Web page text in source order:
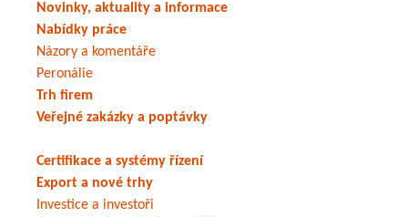
Novinky, aktuality a informace
Nabídky práce
Názory a komentáře
Peronálie
Trh firem
Veřejné zakázky a poptávky
Certifikace a systémy řízení
Export a nové trhy
Investice a investoři